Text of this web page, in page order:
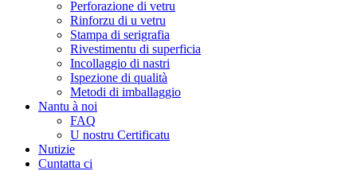
Perforazione di vetru
Rinforzu di u vetru
Stampa di serigrafia
Rivestimentu di superficia
Incollaggio di nastri
Ispezione di qualità
Metodi di imballaggio
Nantu à noi
FAQ
U nostru Certificatu
Nutizie
Cuntatta ci